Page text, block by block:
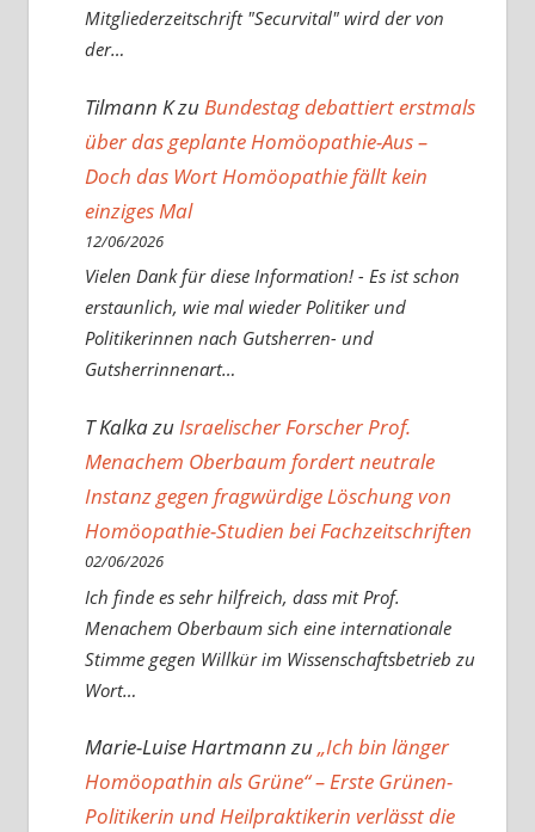
Mitgliederzeitschrift "Securvital" wird der von
der…
Tilmann KzuBundestag debattiert erstmals
über das geplante Homöopathie-Aus –
Doch das Wort Homöopathie fällt kein
einziges Mal
12/06/2026
Vielen Dank für diese Information! - Es ist schon
erstaunlich, wie mal wieder Politiker und
Politikerinnen nach Gutsherren- und
Gutsherrinnenart…
T KalkazuIsraelischer Forscher Prof.
Menachem Oberbaum fordert neutrale
Instanz gegen fragwürdige Löschung von
Homöopathie-Studien bei Fachzeitschriften
02/06/2026
Ich finde es sehr hilfreich, dass mit Prof.
Menachem Oberbaum sich eine internationale
Stimme gegen Willkür im Wissenschaftsbetrieb zu
Wort…
Marie-Luise Hartmannzu„Ich bin länger
Homöopathin als Grüne“ – Erste Grünen-
Politikerin und Heilpraktikerin verlässt die